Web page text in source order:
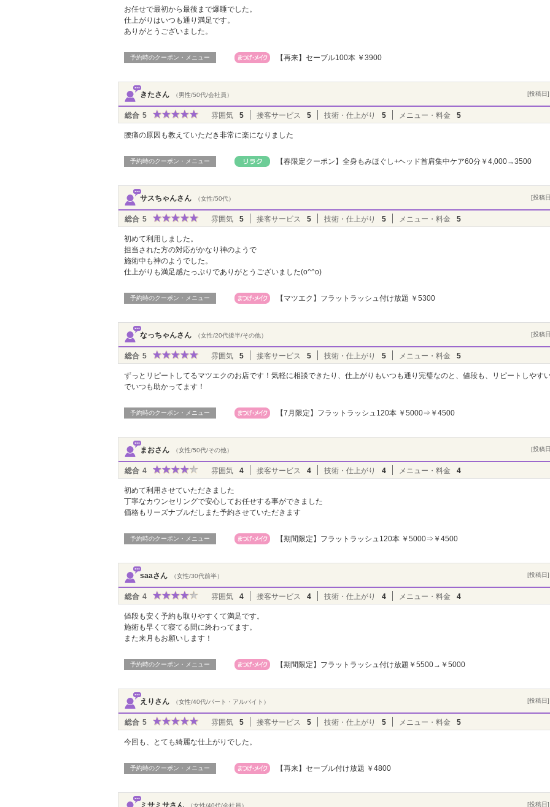
お任せで最初から最後まで爆睡でした。
仕上がりはいつも通り満足です。
ありがとうございました。
予約時のクーポン・メニュー 【再来】セーブル100本 ￥3900
きたさん （男性/50代/会社員） [投稿日
総合 5 雰囲気 5 接客サービス 5 技術・仕上がり 5 メニュー・料金 5
腰痛の原因も教えていただき非常に楽になりました
予約時のクーポン・メニュー 【春限定クーポン】全身もみほぐし+ヘッド首肩集中ケア60分￥4,000→3500
サスちゃんさん （女性/50代） [投稿
総合 5 雰囲気 5 接客サービス 5 技術・仕上がり 5 メニュー・料金 5
初めて利用しました。
担当された方の対応がかなり神のようで
施術中も神のようでした。
仕上がりも満足感たっぷりでありがとうございました(o^^o)
予約時のクーポン・メニュー 【マツエク】フラットラッシュ付け放題 ￥5300
なっちゃんさん （女性/20代後半/その他） [投稿
総合 5 雰囲気 5 接客サービス 5 技術・仕上がり 5 メニュー・料金 5
ずっとリピートしてるマツエクのお店です！気軽に相談できたり、仕上がりもいつも通り完璧なのと、値段も、リピートしやす
でいつも助かってます！
予約時のクーポン・メニュー 【7月限定】フラットラッシュ120本 ￥5000⇒￥4500
まおさん （女性/50代/その他） [投稿
総合 4 雰囲気 4 接客サービス 4 技術・仕上がり 4 メニュー・料金 4
初めて利用させていただきました
丁寧なカウンセリングで安心してお任せする事ができました
価格もリーズナブルだしまた予約させていただきます
予約時のクーポン・メニュー 【期間限定】フラットラッシュ120本 ￥5000⇒￥4500
saaさん （女性/30代前半） [投稿日
総合 4 雰囲気 4 接客サービス 4 技術・仕上がり 4 メニュー・料金 4
値段も安く予約も取りやすくて満足です。
施術も早くて寝てる間に終わってます。
また来月もお願いします！
予約時のクーポン・メニュー 【期間限定】フラットラッシュ付け放題￥5500→￥5000
えりさん （女性/40代/パート・アルバイト） [投稿日
総合 5 雰囲気 5 接客サービス 5 技術・仕上がり 5 メニュー・料金 5
今回も、とても綺麗な仕上がりでした。
予約時のクーポン・メニュー 【再来】セーブル付け放題 ￥4800
ミサミサさん （女性/40代/会社員） [投稿日